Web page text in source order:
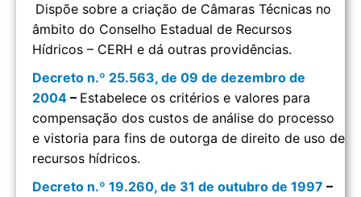
Dispõe sobre a criação de Câmaras Técnicas no
âmbito do Conselho Estadual de Recursos
Hídricos – CERH e dá outras providências.
Decreto n.º 25.563, de 09 de dezembro de
2004 – Estabelece os critérios e valores para
compensação dos custos de análise do processo
e vistoria para fins de outorga de direito de uso de
recursos hídricos.
Decreto n.º 19.260, de 31 de outubro de 1997 –